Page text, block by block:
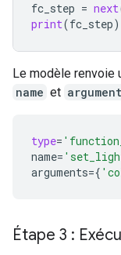
fc_step = next
print(fc_step)
Le modèle renvoie
name et
type=
name=
arguments={
Étape 3 :